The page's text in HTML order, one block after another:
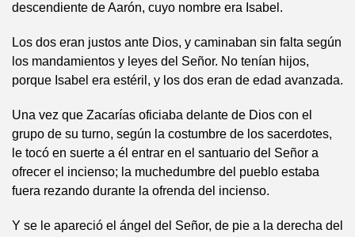
descendiente de Aarón, cuyo nombre era Isabel.
Los dos eran justos ante Dios, y caminaban sin falta según
los mandamientos y leyes del Señor. No tenían hijos,
porque Isabel era estéril, y los dos eran de edad avanzada.
Una vez que Zacarías oficiaba delante de Dios con el
grupo de su turno, según la costumbre de los sacerdotes,
le tocó en suerte a él entrar en el santuario del Señor a
ofrecer el incienso; la muchedumbre del pueblo estaba
fuera rezando durante la ofrenda del incienso.
Y se le apareció el ángel del Señor, de pie a la derecha del